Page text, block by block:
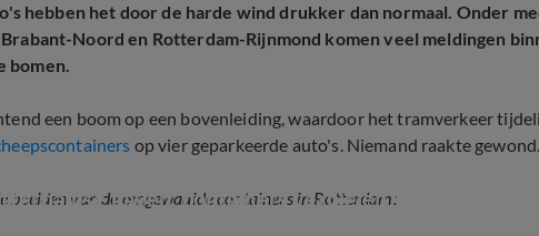
hebben het door de harde wind drukker dan normaal. Onder
Noord en Rotterdam-Rijnmond komen veel meldingen
bomen.
een boom op een bovenleiding, waardoor het tramverkeer
op vier geparkeerde auto's. Niemand raakte gewond.
beelden van de omgewaaide containers in Rotterdam:
haven: containers vernielen voertuigen